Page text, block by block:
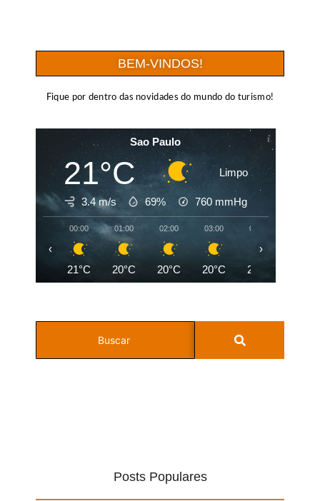
BEM-VINDOS!
Fique por dentro das novidades do mundo do turismo!
Sao Paulo
21°C Limpo
3.4 m/s 69% 760 mmHg
00:00
21°C
01:00
20°C
02:00
20°C
03:00
20°C
04:00
20°C
‹ ›
Posts Populares